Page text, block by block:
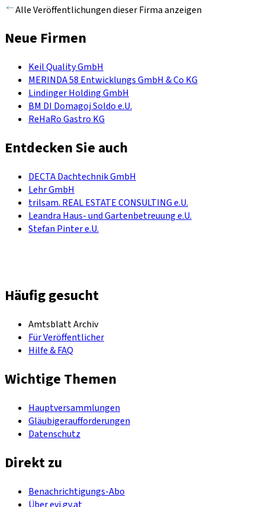
Alle Veröffentlichungen dieser Firma anzeigen
Neue Firmen
Keil Quality GmbH
MERINDA 58 Entwicklungs GmbH & Co KG
Lindinger Holding GmbH
BM DI Domagoj Soldo e.U.
ReHaRo Gastro KG
Entdecken Sie auch
DECTA Dachtechnik GmbH
Lehr GmbH
trilsam. REAL ESTATE CONSULTING e.U.
Leandra Haus- und Gartenbetreuung e.U.
Stefan Pinter e.U.
Häufig gesucht
Amtsblatt Archiv
Für Veröffentlicher
Hilfe & FAQ
Wichtige Themen
Hauptversammlungen
Gläubigeraufforderungen
Datenschutz
Direkt zu
Benachrichtigungs-Abo